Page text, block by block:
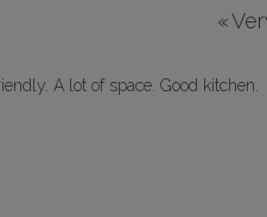
«
A lot of space. Good kitchen.